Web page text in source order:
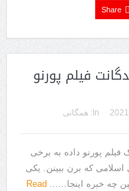
Share
فیلم پورنو
In: همگانی
پورنو داده به برخی
که برن ببینن. یکی
چه خبره اینجا…... Read